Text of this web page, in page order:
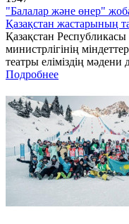
"Балалар және өнер"
Қазақстан жастарының
Қазақстан
министрлігінің
театры еліміздің мәдени
Подробнее